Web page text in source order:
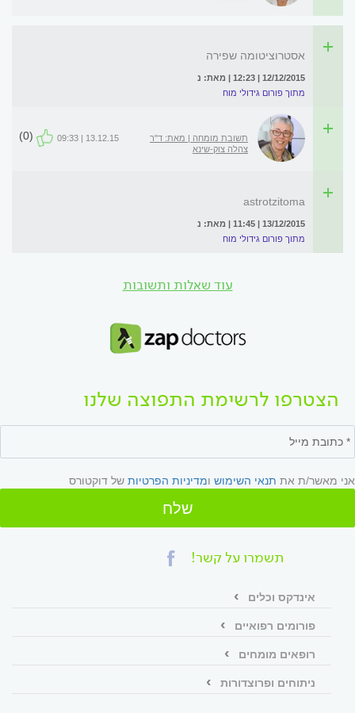
אסטרוציטומה שפירה
12/12/2015 | 12:23 | מאת: נ
מתוך פורום גידולי מוח
תשובת מומחה | מאת: ד"ר
צהלה צוק-שינא
13.12.15 | 09:33
(0)
astrotzitoma
13/12/2015 | 11:45 | מאת: נ
מתוך פורום גידולי מוח
עוד שאלות ותשובות
הצטרפו לרשימת התפוצה שלנו
אני מאשר/ת את תנאי השימוש ומדיניות הפרטיות של דוקטורס
שלח
תשמרו על קשר!
אינדקס וכלים
פורומים רפואיים
רופאים מומחים
ניתוחים ופרוצדורות